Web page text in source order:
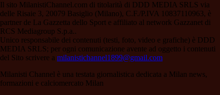
Il sito MilanistiChannel.com di titolarità di DDD MEDIA SRLS via
delle Risaie 3, 20079 Basiglio (Milano), C.F./P.IVA 10837110963, è
partner de La Gazzetta dello Sport e affiliato al network Gazzanet di
RCS Mediagroup S.p.a..
Unico responsabile dei contenuti (testi, foto, video e grafiche) è DDD
MEDIA SRLS; per ogni comunicazione avente ad oggetto i contenuti
del Sito scrivere a milanistichannel1899@gmail.com
Milanisti Channel è una testata giornalistica dedicata a Milan news,
formazioni e calciomercato Milan